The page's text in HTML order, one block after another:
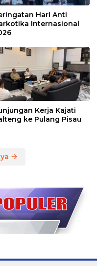
Hari Anti
Internasional
Kerja Kajati
ke Pulang Pisau